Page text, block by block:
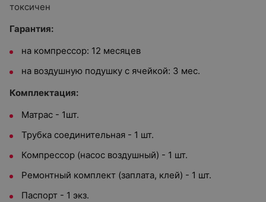
токсичен
Гарантия:
на компрессор: 12 месяцев
на воздушную подушку с ячейкой: 3 мес.
Комплектация:
Матрас - 1шт.
Трубка соединительная - 1 шт.
Компрессор (насос воздушный) - 1 шт.
Ремонтный комплект (заплата, клей) - 1 шт.
Паспорт - 1 экз.